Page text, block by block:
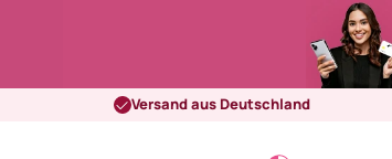
Versand aus Deutschland